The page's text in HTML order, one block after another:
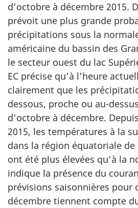
d’octobre à décembre 2015.
prévoit une plus grande
précipitations sous la
américaine du bassin des
le secteur ouest du lac
EC précise qu’à l’heure
clairement que les
dessous, proche ou au-
d’octobre à décembre.
2015, les températures à la
dans la région équatoriale de
ont été plus élevées qu’à la
indique la présence du
prévisions saisonnières pour
décembre tiennent compte